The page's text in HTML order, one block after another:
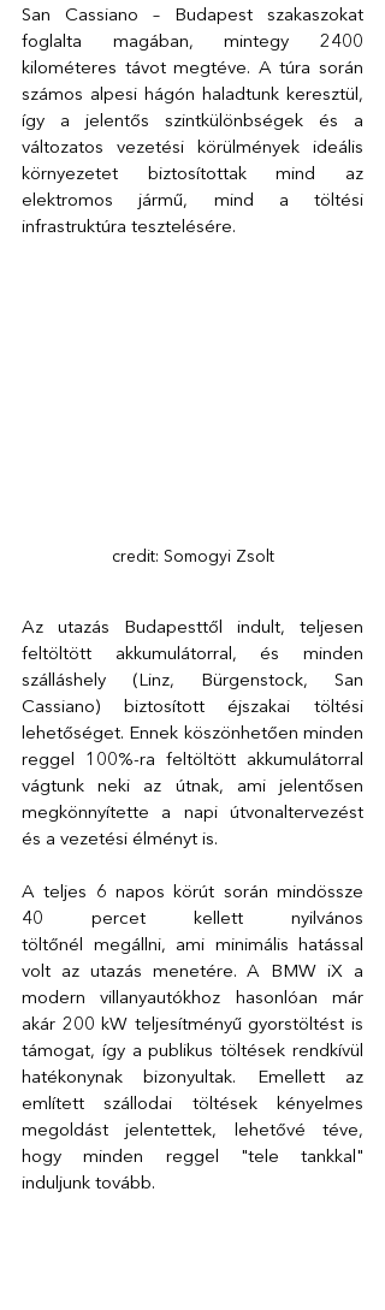
San Cassiano – Budapest szakaszokat
foglalta magában, mintegy 2400
kilométeres távot megtéve. A túra során
számos alpesi hágón haladtunk keresztül,
így a jelentős szintkülönbségek és a
változatos vezetési körülmények ideális
környezetet biztosítottak mind az
elektromos jármű, mind a töltési
infrastruktúra tesztelésére.
credit: Somogyi Zsolt
Az utazás Budapesttől indult, teljesen
feltöltött akkumulátorral, és minden
szálláshely (Linz, Bürgenstock, San
Cassiano) biztosított éjszakai töltési
lehetőséget. Ennek köszönhetően minden
reggel 100%-ra feltöltött akkumulátorral
vágtunk neki az útnak, ami jelentősen
megkönnyítette a napi útvonaltervezést
és a vezetési élményt is.
A teljes 6 napos körút során mindössze
40 percet kellett nyilvános
töltőnél megállni, ami minimális hatással
volt az utazás menetére. A BMW iX a
modern villanyautókhoz hasonlóan már
akár 200 kW teljesítményű gyorstöltést is
támogat, így a publikus töltések rendkívül
hatékonynak bizonyultak. Emellett az
említett szállodai töltések kényelmes
megoldást jelentettek, lehetővé téve,
hogy minden reggel "tele tankkal"
induljunk tovább.